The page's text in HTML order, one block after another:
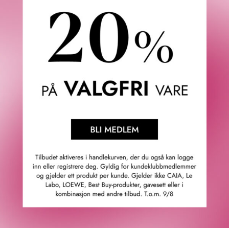
AMOUAGE
PARFUM 100 ML
5 405
KR
ESCENTRIC MOLECULES
1 865KR